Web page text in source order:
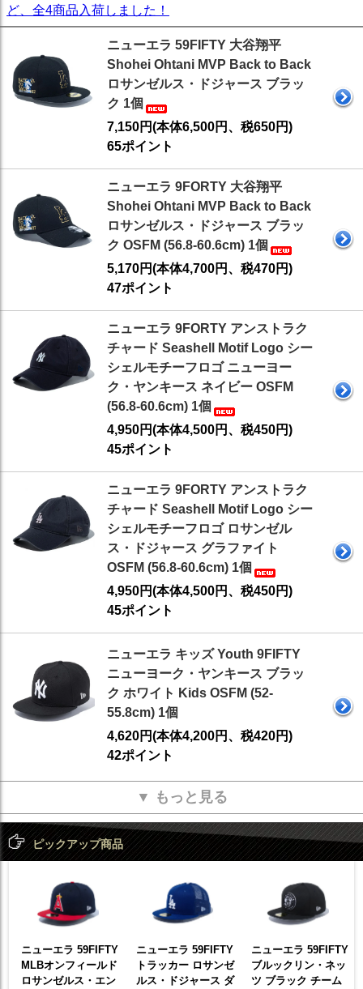
ど、全4商品入荷しました！
ニューエラ 59FIFTY 大谷翔平
Shohei Ohtani MVP Back to Back
ロサンゼルス・ドジャース ブラッ
ク 1個
7,150円(本体6,500円、税650円)
65ポイント
ニューエラ 9FORTY 大谷翔平
Shohei Ohtani MVP Back to Back
ロサンゼルス・ドジャース ブラッ
ク OSFM (56.8-60.6cm) 1個
5,170円(本体4,700円、税470円)
47ポイント
ニューエラ 9FORTY アンストラク
チャード Seashell Motif Logo シー
シェルモチーフロゴ ニューヨー
ク・ヤンキース ネイビー OSFM
(56.8-60.6cm) 1個
4,950円(本体4,500円、税450円)
45ポイント
ニューエラ 9FORTY アンストラク
チャード Seashell Motif Logo シー
シェルモチーフロゴ ロサンゼル
ス・ドジャース グラファイト
OSFM (56.8-60.6cm) 1個
4,950円(本体4,500円、税450円)
45ポイント
ニューエラ キッズ Youth 9FIFTY
ニューヨーク・ヤンキース ブラッ
ク ホワイト Kids OSFM (52-
55.8cm) 1個
4,620円(本体4,200円、税420円)
42ポイント
▼ もっと見る
ピックアップ商品
ニューエラ 59FIFTY
MLBオンフィールド
ロサンゼルス・エン
ニューエラ 59FIFTY
トラッカー ロサンゼ
ルス・ドジャース ダ
ニューエラ 59FIFTY
ブルックリン・ネッ
ツ ブラック チーム